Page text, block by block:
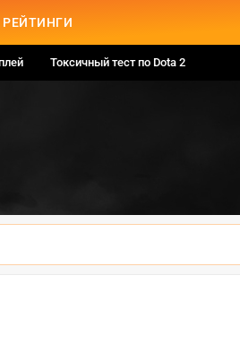
РЕЙТИНГИ
Токсичный тест по Dota 2